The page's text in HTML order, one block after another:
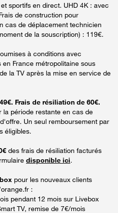
sportifs en direct. UHD 4K : avec
de construction pour
cas de déplacement technicien
de la souscription) : 119€.
à conditions avec
France métropolitaine sous
la TV après la mise en service de
Frais de résiliation de 60€.
la période restante en cas de
Un seul remboursement par
éligibles.
des frais de résiliation facturés
disponible ici.
pour les nouveaux clients
:
pendant 12 mois sur Livebox
TV, remise de 7€/mois